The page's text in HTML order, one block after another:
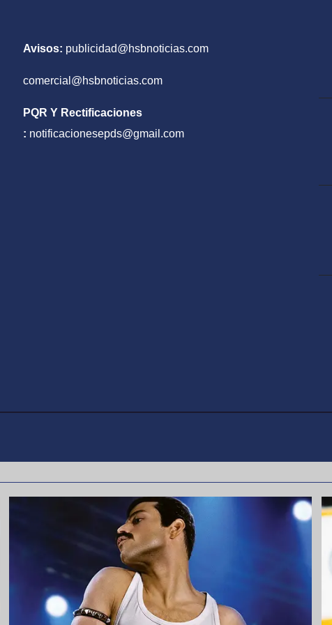
Avisos: publicidad@hsbnoticias.com
comercial@hsbnoticias.com
PQR Y Rectificaciones
: notificacionesepds@gmail.com